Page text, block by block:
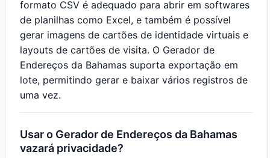
formato CSV é adequado para abrir em softwares
de planilhas como Excel, e também é possível
gerar imagens de cartões de identidade virtuais e
layouts de cartões de visita. O Gerador de
Endereços da Bahamas suporta exportação em
lote, permitindo gerar e baixar vários registros de
uma vez.
Usar o Gerador de Endereços da Bahamas
vazará privacidade?